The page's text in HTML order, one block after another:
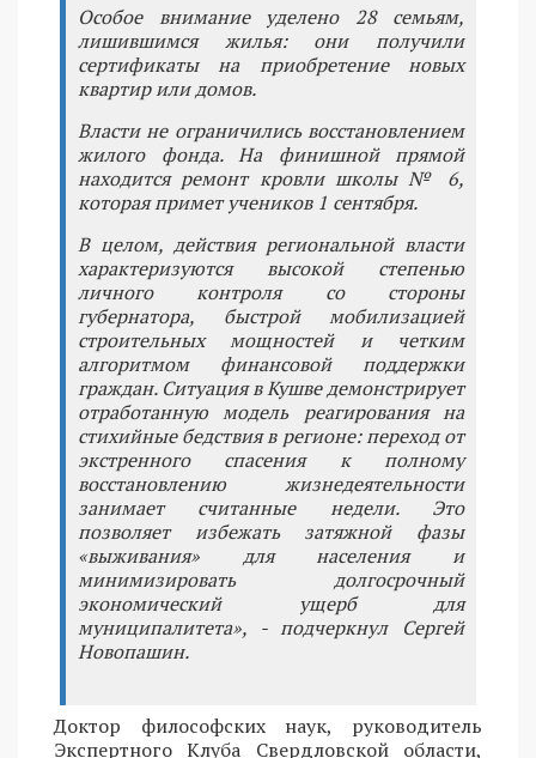
Особое внимание уделено 28 семьям,
лишившимся жилья: они получили
сертификаты на приобретение новых
квартир или домов.
Власти не ограничились восстановлением
жилого фонда. На финишной прямой
находится ремонт кровли школы № 6,
которая примет учеников 1 сентября.
В целом, действия региональной власти
характеризуются высокой степенью
личного контроля со стороны
губернатора, быстрой мобилизацией
строительных мощностей и четким
алгоритмом финансовой поддержки
граждан. Ситуация в Кушве демонстрирует
отработанную модель реагирования на
стихийные бедствия в регионе: переход от
экстренного спасения к полному
восстановлению жизнедеятельности
занимает считанные недели. Это
позволяет избежать затяжной фазы
«выживания» для населения и
минимизировать долгосрочный
экономический ущерб для
муниципалитета», - подчеркнул Сергей
Новопашин.
Доктор философских наук, руководитель
Экспертного Клуба Свердловской области,